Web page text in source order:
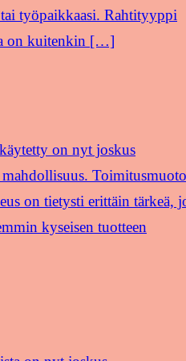
työpaikkaasi. Rahtityyppi
on kuitenkin […]
on nyt joskus
mahdollisuus. Toimitusmuoto
on tietysti erittäin tärkeä,
kyseisen tuotteen